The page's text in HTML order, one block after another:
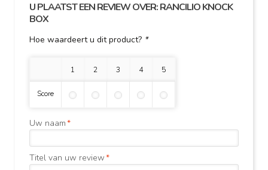
U PLAATST EEN REVIEW OVER:RANCILIO KNOCK
BOX
Hoe waardeert u dit product? *
1 ster 2 sterren3 sterren4 sterren5 sterren
Score
*
Uw naam
*
Titel van uw review